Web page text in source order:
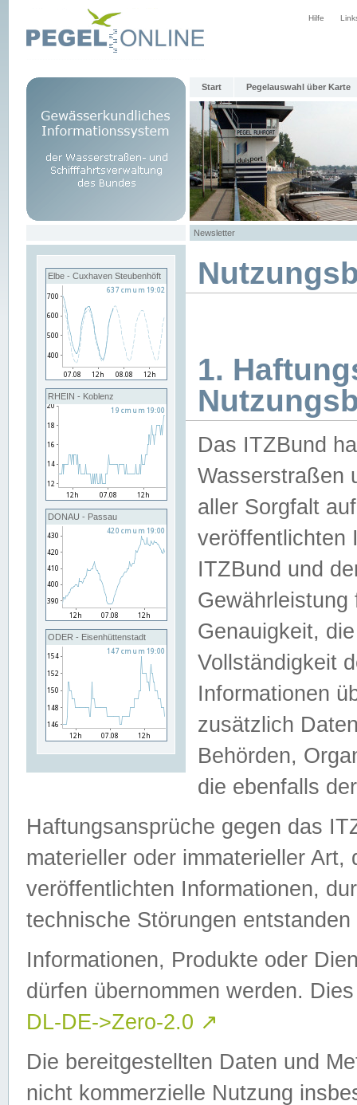
Hilfe
Start Pegelauswahl über Karte
Newsletter
Elbe - Cuxhaven Steubenhöft
RHEIN - Koblenz
DONAU - Passau
ODER - Eisenhüttenstadt
1.
Das ITZBund
Wasserstraßen
aller Sorgfalt
veröffentlichten
ITZBund und
Genauigkeit,
Vollständigkeit
Informationen
zusätzlich
Behörden,
die ebenfalls
Haftungsansprüche gegen das
materieller oder immaterieller
veröffentlichten Informationen,
technische Störungen
Informationen, Produkte oder
dürfen übernommen werden.
DL-DE->Zero-2.0 ↗
Die bereitgestellten Daten und
nicht kommerzielle Nutzung